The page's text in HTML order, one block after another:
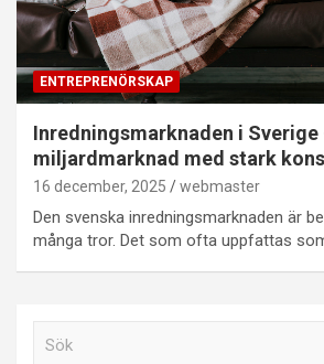
ENTREPRENÖRSKAP
Inredningsmarknaden i Sverige
miljardmarknad med stark
16 december, 2025 webmaster
Den svenska inredningsmarknaden är
många tror. Det som ofta uppfattas